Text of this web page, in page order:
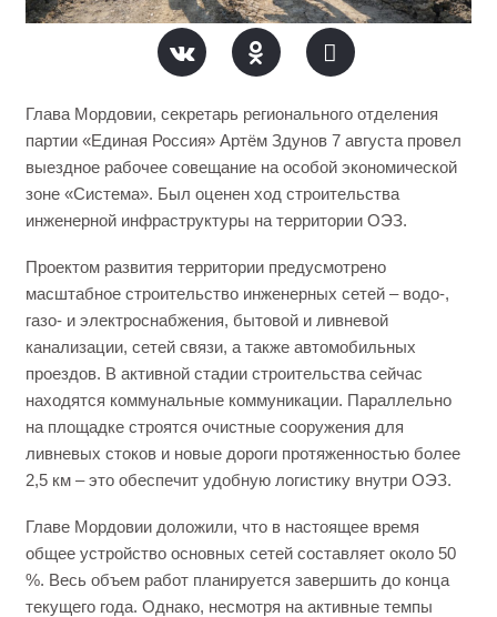
Глава Мордовии, секретарь регионального отделения
партии «Единая Россия» Артём Здунов 7 августа провел
выездное рабочее совещание на особой экономической
зоне «Система». Был оценен ход строительства
инженерной инфраструктуры на территории ОЭЗ.
Проектом развития территории предусмотрено
масштабное строительство инженерных сетей – водо-,
газо- и электроснабжения, бытовой и ливневой
канализации, сетей связи, а также автомобильных
проездов. В активной стадии строительства сейчас
находятся коммунальные коммуникации. Параллельно
на площадке строятся очистные сооружения для
ливневых стоков и новые дороги протяженностью более
2,5 км – это обеспечит удобную логистику внутри ОЭЗ.
Главе Мордовии доложили, что в настоящее время
общее устройство основных сетей составляет около 50
%. Весь объем работ планируется завершить до конца
текущего года. Однако, несмотря на активные темпы